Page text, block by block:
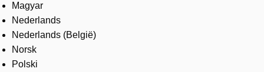
Magyar
Nederlands
Nederlands (België)
Norsk
Polski